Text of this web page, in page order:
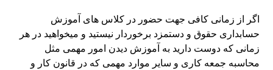
اگر از زمانی کافی جهت حضور در کلاس های آموزش
حسابداری حقوق و دستمزد برخوردار نیستید و میخواهید در هر
زمانی که دوست دارید به آموزش دیدن امور مهمی مثل
محاسبه جمعه کاری و سایر موارد مهمی که در قانون کار و